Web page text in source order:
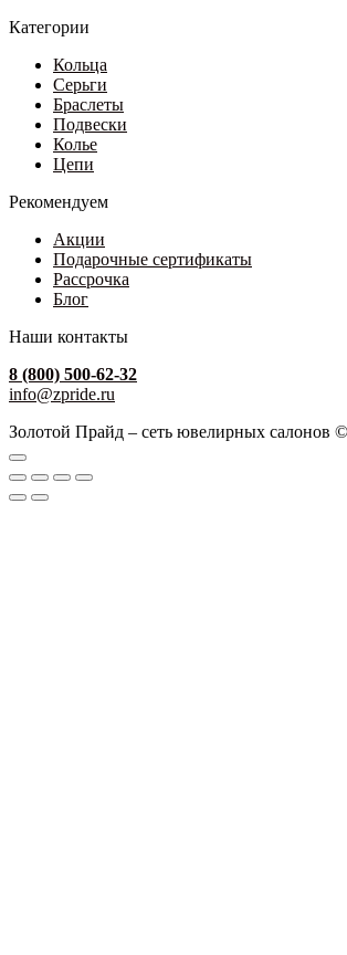
Категории
Кольца
Серьги
Браслеты
Подвески
Колье
Цепи
Рекомендуем
Акции
Подарочные сертификаты
Рассрочка
Блог
Наши контакты
8 (800) 500-62-32
info@zpride.ru
Золотой Прайд – сеть ювелирных салонов